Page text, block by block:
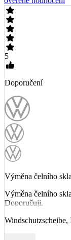
5
Doporučení
Výměna čelního skla
Výměna čelního
Doporučuji.
Windschutzscheibe,